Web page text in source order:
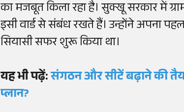
का मजबूत किला रहा है। सुक्खू सरकार में
इसी वार्ड से संबंध रखते हैं। उन्होंने अपना
सियासी सफर शुरू किया था।
यह भी पढ़ें:संगठन और सीटें बढ़ाने की
प्लान?